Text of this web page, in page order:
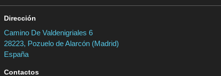
Dirección
Camino De Valdenigriales 6
28223, Pozuelo de Alarcón (Madrid)
España
Contactos